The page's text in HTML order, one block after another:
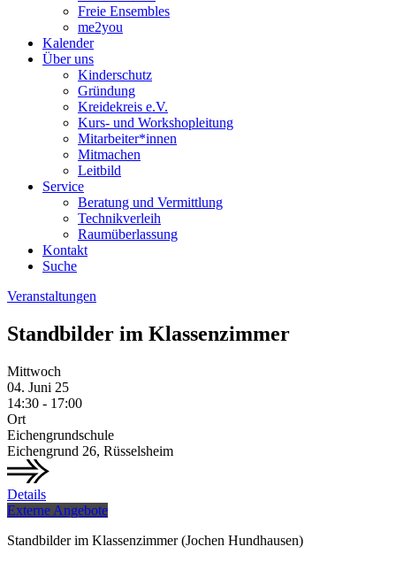
Freie Ensembles
me2you
Kalender
Über uns
Kinderschutz
Gründung
Kreidekreis e.V.
Kurs- und Workshopleitung
Mitarbeiter*innen
Mitmachen
Leitbild
Service
Beratung und Vermittlung
Technikverleih
Raumüberlassung
Kontakt
Suche
Veranstaltungen
Standbilder im Klassenzimmer
Mittwoch
04. Juni 25
14:30 - 17:00
Ort
Eichengrundschule
Eichengrund 26, Rüsselsheim
Details
Externe Angebote
Standbilder im Klassenzimmer (Jochen Hundhausen)